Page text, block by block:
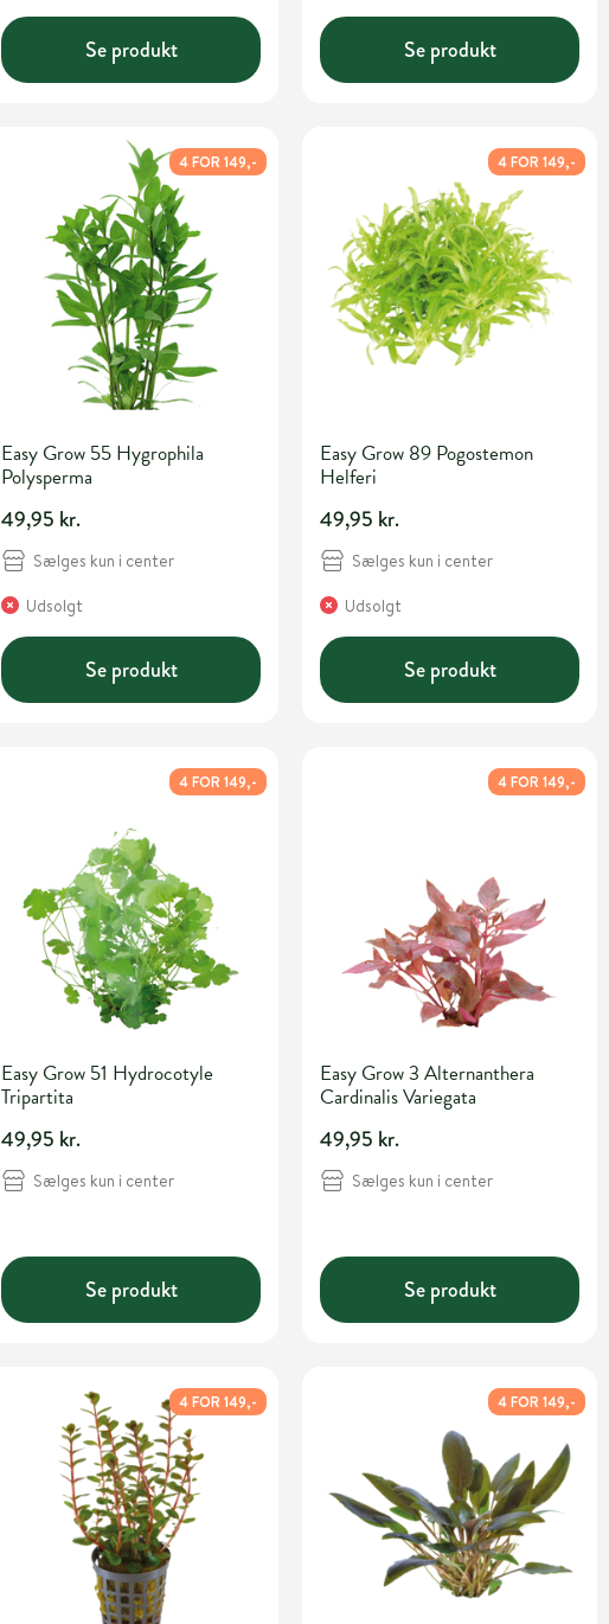
Se produkt Se produkt
4 FOR 149,-
Easy Grow 55 Hygrophila
Polysperma
49,95 kr.
Sælges kun i center
Udsolgt
Se produkt
4 FOR 149,-
Easy Grow 89 Pogostemon
Helferi
49,95 kr.
Sælges kun i center
Udsolgt
Se produkt
4 FOR 149,-
Easy Grow 51 Hydrocotyle
Tripartita
49,95 kr.
Sælges kun i center
Se produkt
4 FOR 149,-
Easy Grow 3 Alternanthera
Cardinalis Variegata
49,95 kr.
Sælges kun i center
Se produkt
4 FOR 149,- 4 FOR 149,-